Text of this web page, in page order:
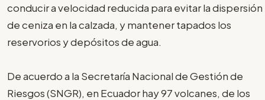
conducir a velocidad reducida para evitar la dispersión
de ceniza en la calzada, y mantener tapados los
reservorios y depósitos de agua.
De acuerdo a la Secretaría Nacional de Gestión de
Riesgos (SNGR), en Ecuador hay 97 volcanes, de los